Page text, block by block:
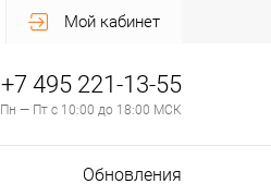
Мой кабинет
+7 495 221-13-55
Пн — Пт с 10:00 до 18:00 МСК
Обновления